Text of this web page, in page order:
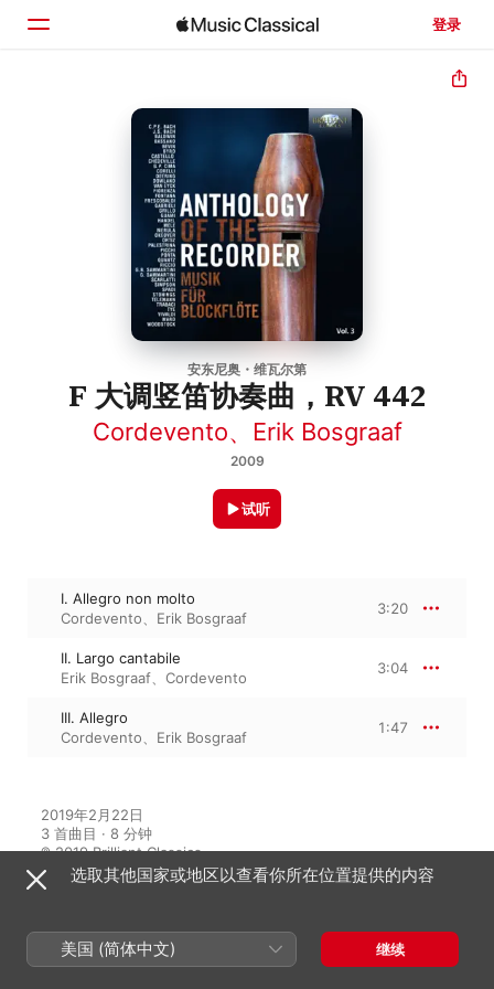
登录
安东尼奥・维瓦尔第
F 大调竖笛协奏曲，RV 442
Cordevento、 Erik Bosgraaf
2009
试听
I. Allegro non molto
Cordevento
Erik Bosgraaf
3:20
II. Largo cantabile
Erik Bosgraaf
Cordevento
3:04
III. Allegro
Cordevento
Erik Bosgraaf
1:47
2019年2月22日
3 首曲目 · 8 分钟
℗ 2019 Brilliant Classics
来自专辑
选取其他国家或地区以查看你所在位置提供的内容
美国 (简体中文) 继续